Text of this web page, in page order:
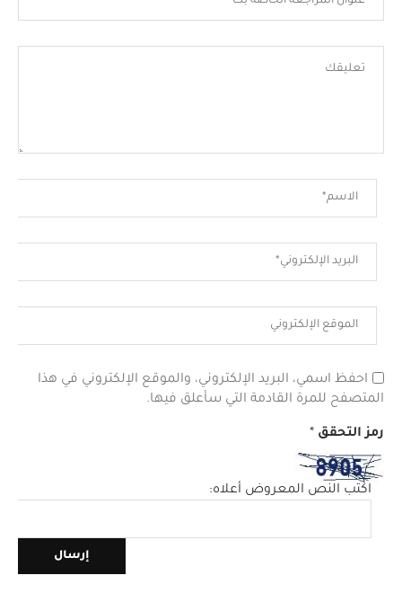
احفظ اسمي، البريد الإلكتروني، والموقع الإلكتروني في هذا
المتصفح للمرة القادمة التي سأعلق فيها.
رمز التحقق *
اكتب النص المعروض أعلاه: